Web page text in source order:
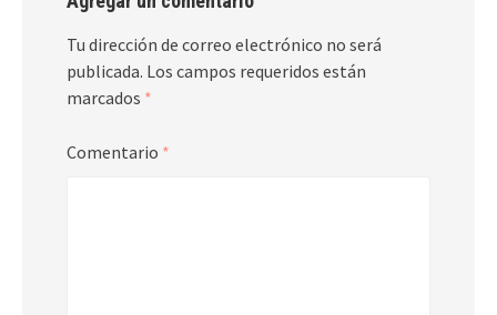
Tu dirección de correo electrónico no será
publicada. Los campos requeridos están
marcados *
Comentario *